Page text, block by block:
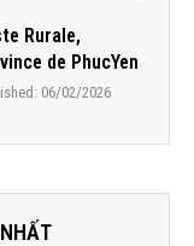
Rurale,
de PhucYen
06/02/2026